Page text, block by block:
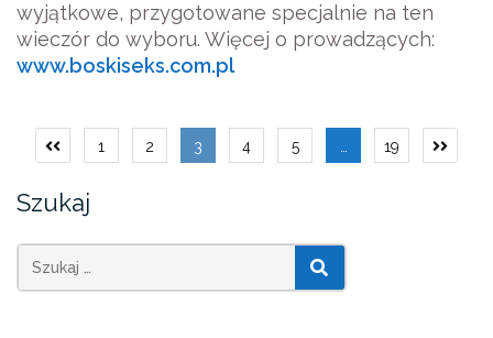
wyjątkowe, przygotowane specjalnie na ten
wieczór do wyboru. Więcej o prowadzących:
www.boskiseks.com.pl
Stronicowanie
wpisów
1 2 3 4 5 19
Szukaj
SZUKAJ